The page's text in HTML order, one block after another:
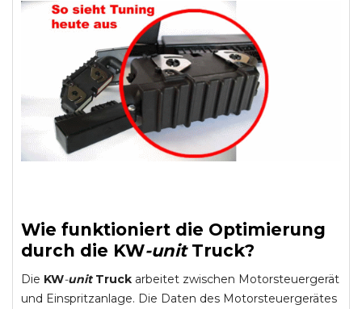
Wie funktioniert die Optimierung
durch die KW-unit Truck?
Die KW-unit Truck arbeitet zwischen Motorsteuergerät
und Einspritzanlage. Die Daten des Motorsteuergerätes